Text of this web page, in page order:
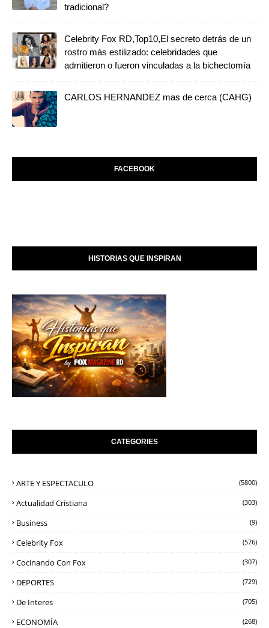
tradicional?
Celebrity Fox RD,Top10,El secreto detrás de un
rostro más estilizado: celebridades que
admitieron o fueron vinculadas a la bichectomía
CARLOS HERNANDEZ mas de cerca (CAHG)
FACEBOOK
HISTORIAS QUE INSPIRAN
CATEGORIES
ARTE Y ESPECTACULO (5800)
Actualidad Cristiana (303)
Business (9)
Celebrity Fox (576)
Cocinando Con Fox (307)
DEPORTES (729)
De Interes (705)
ECONOMÍA (268)